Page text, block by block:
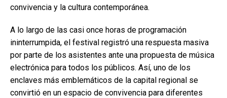
convivencia y la cultura contemporánea.
A lo largo de las casi once horas de programación
ininterrumpida, el festival registró una respuesta masiva
por parte de los asistentes ante una propuesta de música
electrónica para todos los públicos. Así, uno de los
enclaves más emblemáticos de la capital regional se
convirtió en un espacio de convivencia para diferentes